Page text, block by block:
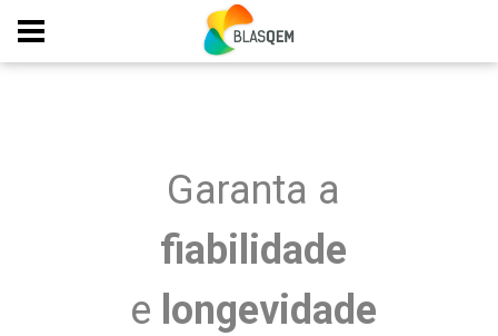
Logística Otimizada.
Elevado nível de
disponibilidade